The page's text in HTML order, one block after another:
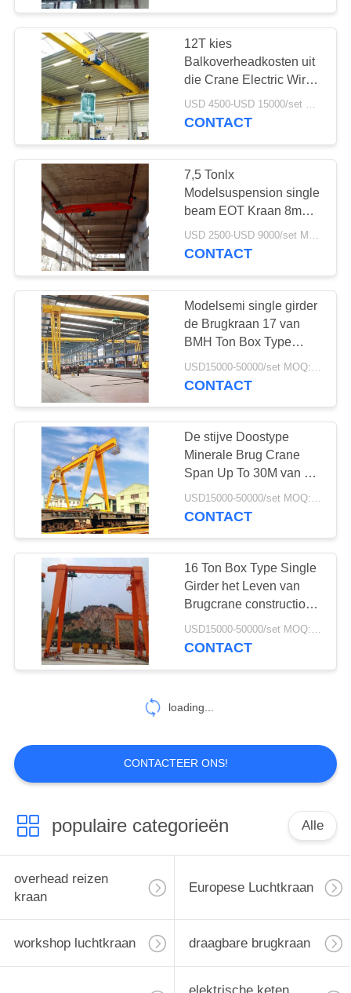
Elektrische takel
elektrische keten
hoist
20
Laag Vrije
hoogtehijstoestel
industriële
elektrische kruk
30
Pijler Opgezette
58
de enige kraan van
de balkbrug
58
12T kies
Balkoverheadkosten uit
die Crane Electric Wire
Rope Hoist-M.D.
Dubbele Snelheid
USD 4500-USD 15000/set MOQ:1 reeks
CONTACT
7,5 Tonlx
Modelsuspension single
beam EOT Kraan 8m
Spanwijdte
USD 2500-USD 9000/set MOQ:1 reeks
CONTACT
Modelsemi single girder
de Brugkraan 17 van
BMH Ton Box Type
Easy Installation
CONTACT
De stijve Doostype
Minerale Brug Crane
Span Up To 30M van de
Gebieds Enige Straal
USD15000-50000/set MOQ:1 reeks
CONTACT
16 Ton Box Type Single
Girder het Leven van
Brugcrane construction
usage long working
USD15000-50000/set MOQ:1 reeks
CONTACT
loading...
CONTACTEER ONS!
populaire categorieën Alle
overhead reizen
kraan
Europese Luchtkraan
workshop luchtkraan draagbare brugkraan